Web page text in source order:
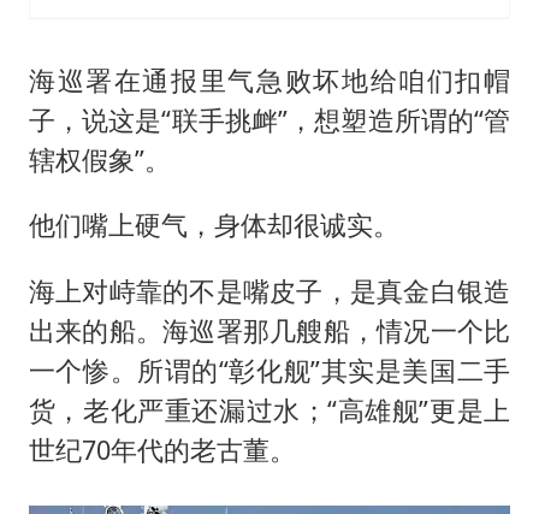
海巡署在通报里气急败坏地给咱们扣帽
子，说这是“联手挑衅”，想塑造所谓的“管
辖权假象”。
他们嘴上硬气，身体却很诚实。
海上对峙靠的不是嘴皮子，是真金白银造
出来的船。海巡署那几艘船，情况一个比
一个惨。所谓的“彰化舰”其实是美国二手
货，老化严重还漏过水；“高雄舰”更是上
世纪70年代的老古董。